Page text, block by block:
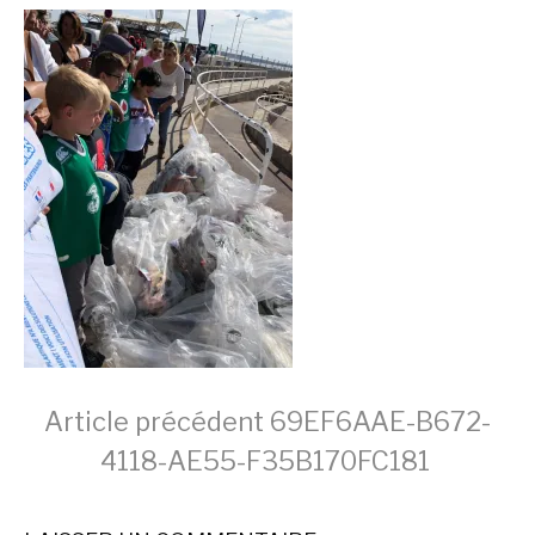
Lire
la
Article précédent 69EF6AAE-B672-
4118-AE55-F35B170FC181